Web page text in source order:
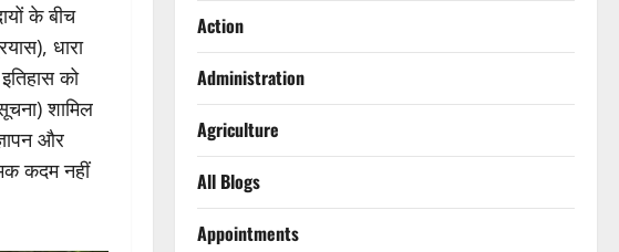
के बीच
धारा
को
शामिल
और
कदम नहीं
Action
Administration
Agriculture
All Blogs
Appointments